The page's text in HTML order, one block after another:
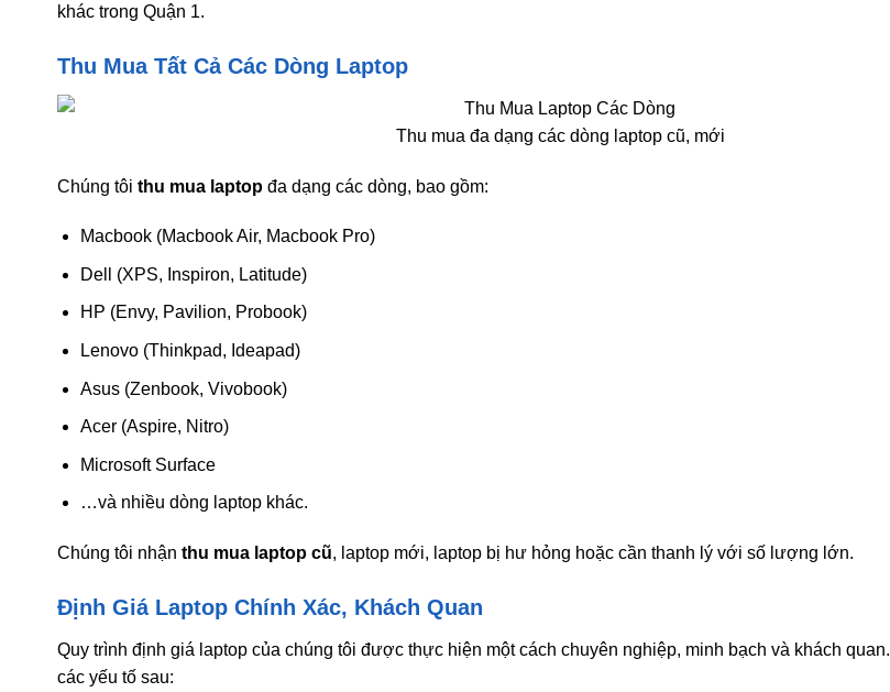
khác trong Quận 1.
Thu Mua Tất Cả Các Dòng Laptop
Thu mua đa dạng các dòng laptop cũ, mới
Chúng tôi thu mua laptop đa dạng các dòng, bao gồm:
Macbook (Macbook Air, Macbook Pro)
Dell (XPS, Inspiron, Latitude)
HP (Envy, Pavilion, Probook)
Lenovo (Thinkpad, Ideapad)
Asus (Zenbook, Vivobook)
Acer (Aspire, Nitro)
Microsoft Surface
…và nhiều dòng laptop khác.
Chúng tôi nhận thu mua laptop cũ, laptop mới, laptop bị hư hỏng hoặc cần thanh lý với số lượng lớn.
Định Giá Laptop Chính Xác, Khách Quan
Quy trình định giá laptop của chúng tôi được thực hiện một cách chuyên nghiệp, minh bạch và khách
các yếu tố sau: